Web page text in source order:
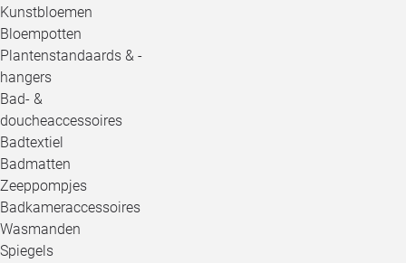
Kunstbloemen
Bloempotten
Plantenstandaards & -
hangers
Bad- &
doucheaccessoires
Badtextiel
Badmatten
Zeeppompjes
Badkameraccessoires
Wasmanden
Spiegels